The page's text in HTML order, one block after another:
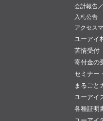
会計報告
入札公告
アクセス
ユーアイ
苦情受付
寄付金の
セミナー
まるごと
ユーアイ
各種証明